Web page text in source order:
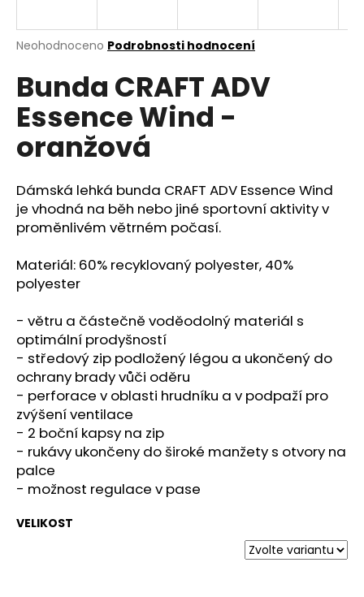
Průměrné
produktu
je
0,0
5
hvězdiček.
Neohodnoceno Podrobnosti hodnocení
Bunda CRAFT ADV
Essence Wind -
oranžová
Dámská lehká bunda CRAFT ADV Essence Wind
je vhodná na běh nebo jiné sportovní aktivity v
proměnlivém větrném počasí.
Materiál: 60% recyklovaný polyester, 40%
polyester
- větru a částečně voděodolný materiál s
optimální prodyšností
- středový zip podložený légou a ukončený do
ochrany brady vůči oděru
- perforace v oblasti hrudníku a v podpaží pro
zvýšení ventilace
- 2 boční kapsy na zip
- rukávy ukončeny do široké manžety s otvory na
palce
- možnost regulace v pase
VELIKOST
j
t
?
HLEDAT
D
o
p
u
č
u
j
e
m
e
CRAFT
KYPE